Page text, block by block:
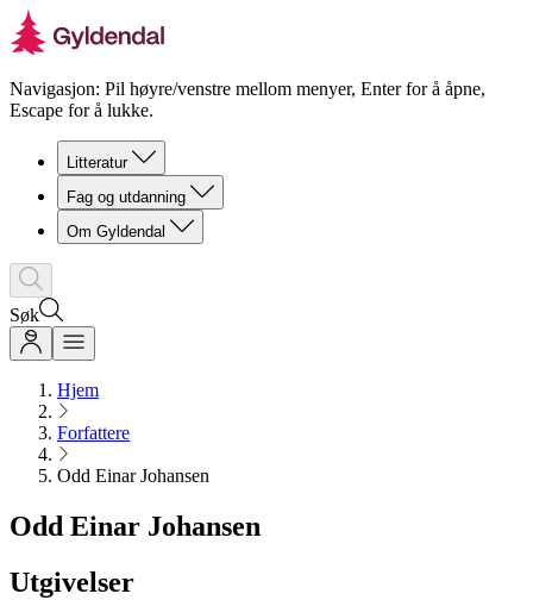
Navigasjon: Pil høyre/venstre mellom menyer, Enter for å åpne,
Escape for å lukke.
Litteratur
Fag og utdanning
Om Gyldendal
Søk
Hjem
Forfattere
Odd Einar Johansen
Odd Einar Johansen
Utgivelser